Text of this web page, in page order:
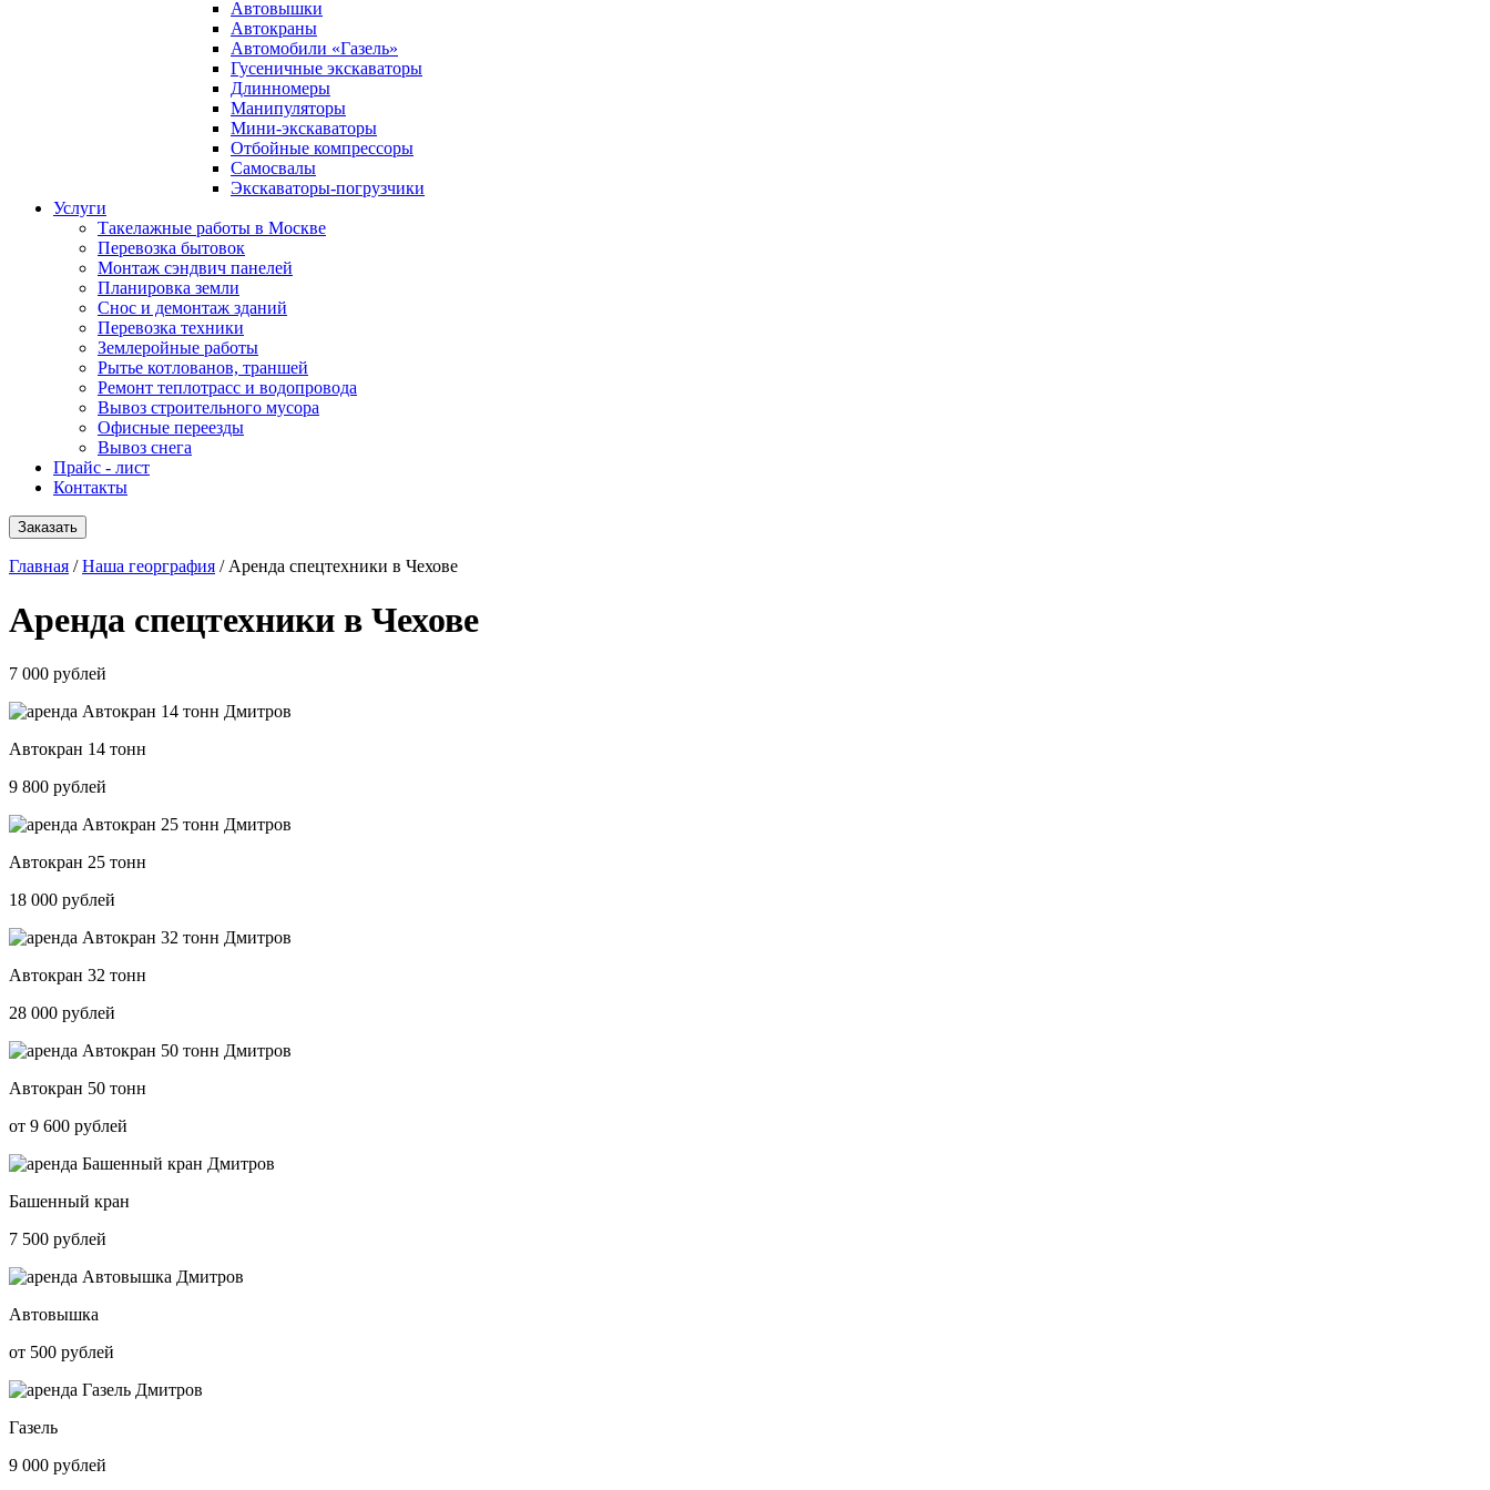
Автовышки
Автокраны
Автомобили «Газель»
Гусеничные экскаваторы
Длинномеры
Манипуляторы
Мини-экскаваторы
Отбойные компрессоры
Самосвалы
Экскаваторы-погрузчики
Услуги
Такелажные работы в Москве
Перевозка бытовок
Монтаж сэндвич панелей
Планировка земли
Снос и демонтаж зданий
Перевозка техники
Землеройные работы
Рытье котлованов, траншей
Ремонт теплотрасс и водопровода
Вывоз строительного мусора
Офисные переезды
Вывоз снега
Прайс ‐ лист
Контакты
Заказать
Главная /Наша георграфия / Аренда спецтехники в Чехове
Аренда спецтехники в Чехове
7 000 рублей
Автокран 14 тонн
9 800 рублей
Автокран 25 тонн
18 000 рублей
Автокран 32 тонн
28 000 рублей
Автокран 50 тонн
от 9 600 рублей
Башенный кран
7 500 рублей
Автовышка
от 500 рублей
Газель
9 000 рублей